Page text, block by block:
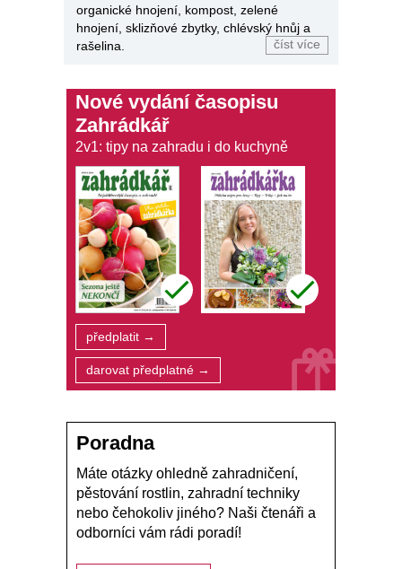
organické hnojení, kompost, zelené
hnojení, sklizňové zbytky, chlévský hnůj a
rašelina.
číst více
Nové vydání časopisu
Zahrádkář
2v1: tipy na zahradu i do kuchyně
předplatit →
darovat předplatné →
Poradna
Máte otázky ohledně zahradničení,
pěstování rostlin, zahradní techniky
nebo čehokoliv jiného? Naši čtenáři a
odborníci vám rádi poradí!